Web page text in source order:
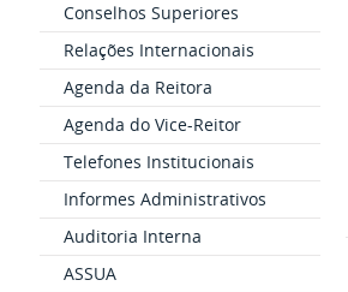
Conselhos Superiores
Relações Internacionais
Agenda da Reitora
Agenda do Vice-Reitor
Telefones Institucionais
Informes Administrativos
Auditoria Interna
ASSUA